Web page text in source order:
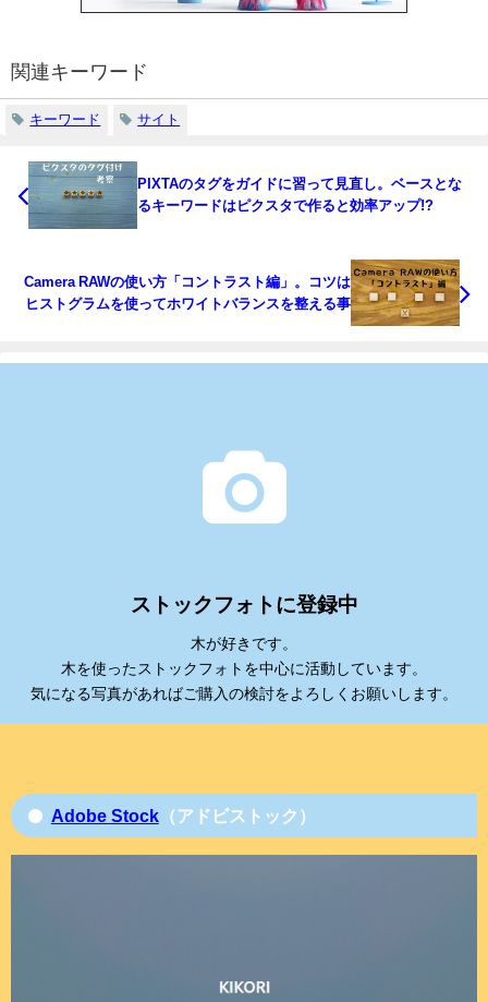
関連キーワード
キーワード サイト
PIXTAのタグをガイドに習って見直し。ベースとな
るキーワードはピクスタで作ると効率アップ!?
Camera RAWの使い方「コントラスト編」。コツは
ヒストグラムを使ってホワイトバランスを整える事
ストックフォトに登録中
木が好きです。
木を使ったストックフォトを中心に活動しています。
気になる写真があればご購入の検討をよろしくお願いします。
Adobe Stock（アドビストック）